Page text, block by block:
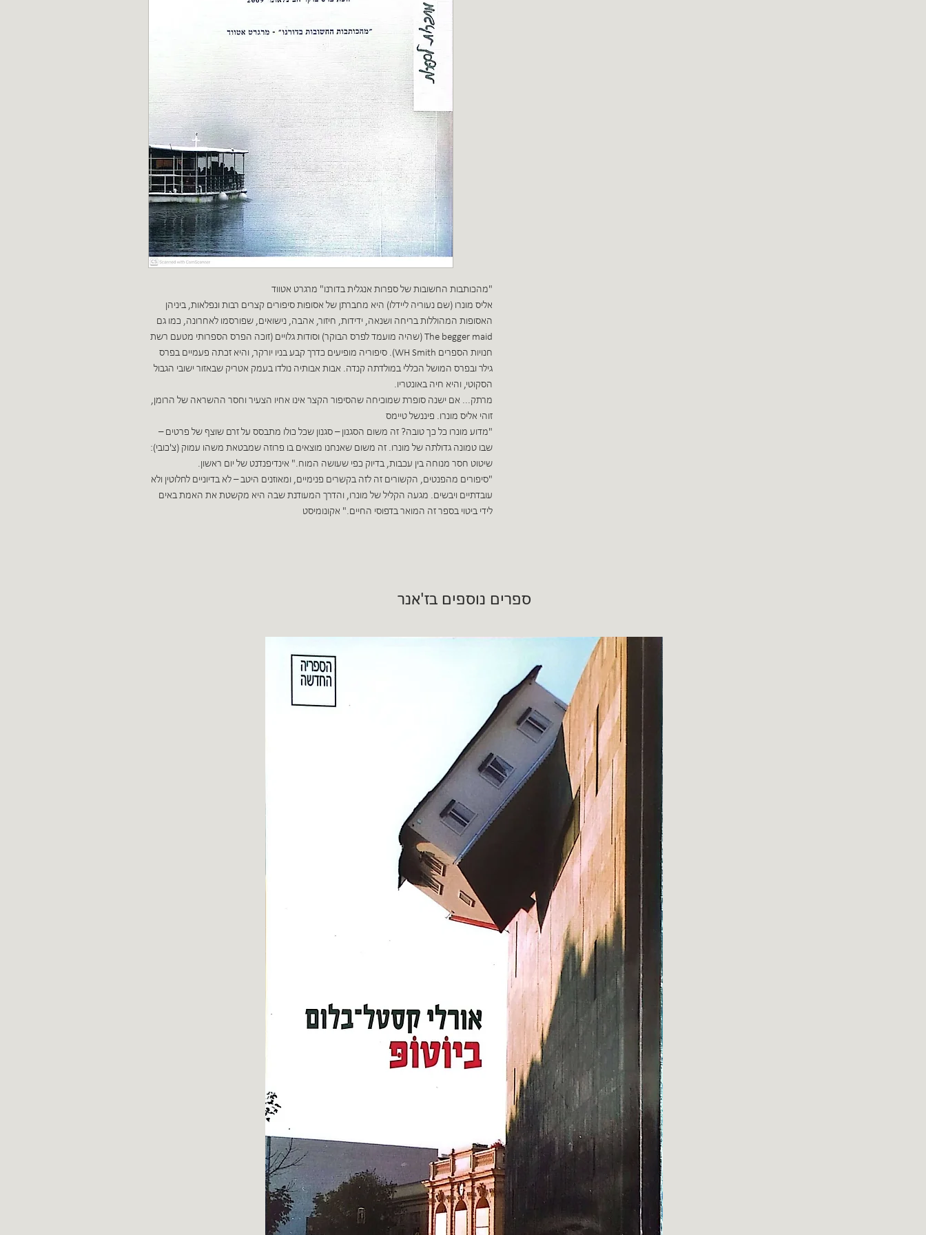
"מהכותבות החשובות של ספרות אנגלית בדורנו" מרגרט אטווד
אליס מונרו (שם נעוריה ליידלו) היא מחברתן של אסופות סיפורים קצרים רבות ונפלאות, ביניהן
האסופות המהוללות בריחה ושנאה, ידידות, חיזור, אהבה, נישואים, שפורסמו לאחרונה, כמו גם
The begger maid (שהיה מועמד לפרס הבוקר) וסודות גלויים (זוכה הפרס הספרותי מטעם רשת
חנויות הספרים WH Smith). סיפוריה מופיעים כדרך קבע בניו יורקר, והיא זכתה פעמיים בפרס
גילר ובפרס המושל הכללי במולדתה קנדה. אבות אבותיה נולדו בעמק אטריק שבאזור ישובי הגבול
הסקוטי, והיא חיה באונטריו.
מרתק... אם ישנה סופרת שמוכיחה שהסיפור הקצר אינו אחיו הצעיר וחסר ההשראה של הרומן,
זוהי אליס מונרו. פיננשל טיימס
"מדוע מונרו כל כך טובה? זה משום הסגנון – סגנון שכל כולו מתבסס על זרם שוצף של פרטים –
שבו טמונה גדולתה של מונרו. זה משום שאנחנו מוצאים בו פרוזה שמבטאת משהו עמוק (צ'כובי):
שיטוט חסר מנוחה בין עכבות, בדיוק כפי שעושה המוח." אינדיפנדנט של יום ראשון.
"סיפורים מהפנטים, הקשורים זה לזה בקשרים פנימיים, ומאוזנים היטב – לא בדיוניים לחלוטין ולא
עובדתיים ויבשים. מגעה הקליל של מונרו, והדרך המעודנת שבה היא מקשטת את האמת באים
לידי ביטוי בספר זה המואר בדפוסי החיים." אקונומיסט
ספרים נוספים בז'אנר